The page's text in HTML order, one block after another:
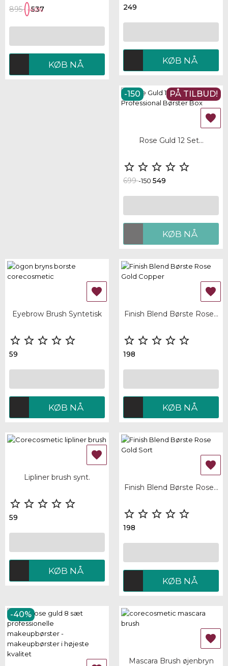
895 -40%
537
KØB NÅ
249
KØB NÅ
PÅ TILBUD!
-150

Rose Guld 12 Set...
    
699-150 549
KØB NÅ

Eyebrow Brush Syntetisk
    
59
KØB NÅ

Finish Blend Børste Rose...
    
198
KØB NÅ

Lipliner brush synt.
    
59
KØB NÅ

Finish Blend Børste Rose...
    
198
KØB NÅ
-40%

Mascara Brush øjenbryn